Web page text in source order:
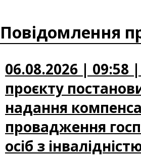
Повідомлення
06.08.2026 |
проєкту
надання
провадження
осіб з